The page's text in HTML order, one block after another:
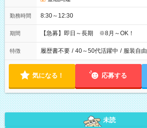
勤務時間 8:30～12:30
期間 【急募】即日～長期 ※8月～OK！
特徴 履歴書不要 / 40～50代活躍中 / 服装自由
気になる！ 応募する
未読